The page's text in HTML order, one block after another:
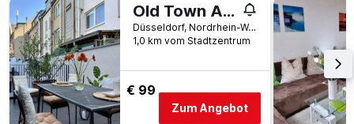
Old Town Apartments
Düsseldorf, Nordrhein-Westfalen, Deutschland
1,0 km vom Stadtzentrum
€ 99
Zum Angebot